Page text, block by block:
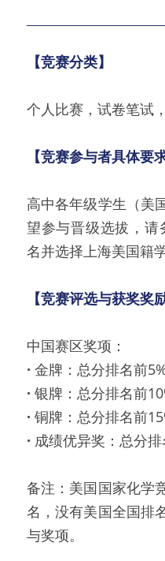
【竞赛分类】
个人比赛，试卷笔试
【竞赛参与者具体要
高中各年级学生（美
望参与晋级选拔，请
名并选择上海美国籍
【竞赛评选与获奖奖
中国赛区奖项：
· 金牌：总分排名前
· 银牌：总分排名前
· 铜牌：总分排名前
· 成绩优异奖：总分
备注：美国国家化学
名，没有美国全国排
与奖项。